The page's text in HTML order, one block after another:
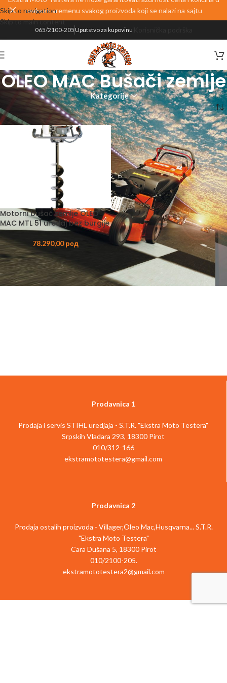
Skip to navigation
Skip to main content
realnom vremenu svakog proizvoda koji se nalazi na sajtu
065/2100-205Uputstvo za kupovinu
OLEO MAC Bušači zemlje
Kategorije
Početna OLEO MAC OLEO MAC Bušači zemlje
Motorni bušač zemlje OLEO
MAC MTL 51 uređaj bez burgije
78.290,00рсд
Prodavnica 1
Prodaja i servis STIHL uredjaja - S.T.R. "Ekstra Moto Testera"
Srpskih Vladara 293, 18300 Pirot
010/312-166
ekstramototestera@gmail.com
Prodavnica 2
Prodaja ostalih proizvoda - Villager,Oleo Mac,Husqvarna... S.T.R.
"Ekstra Moto Testera"
Cara Dušana 5, 18300 Pirot
010/2100-205.
ekstramototestera2@gmail.com